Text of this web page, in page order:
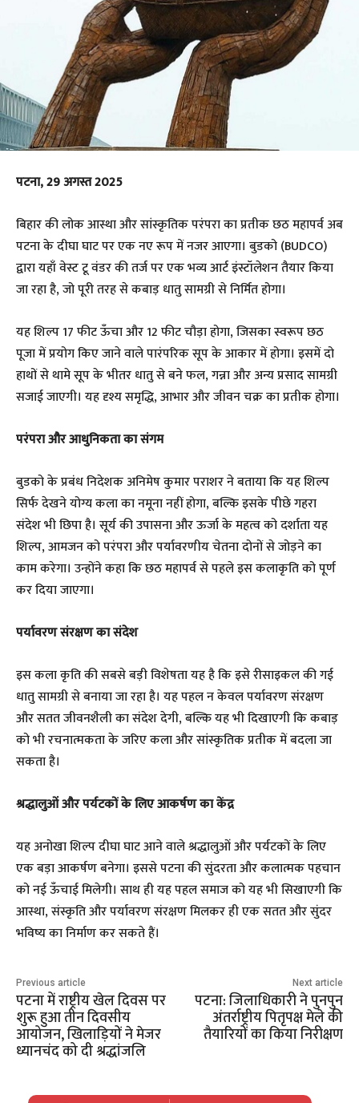
पटना, 29 अगस्त 2025
बिहार की लोक आस्था और सांस्कृतिक परंपरा का प्रतीक छठ महापर्व अब
पटना के दीघा घाट पर एक नए रूप में नजर आएगा। बुडको (BUDCO)
द्वारा यहाँ वेस्ट टू वंडर की तर्ज पर एक भव्य आर्ट इंस्टॉलेशन तैयार किया
जा रहा है, जो पूरी तरह से कबाड़ धातु सामग्री से निर्मित होगा।
यह शिल्प 17 फीट ऊँचा और 12 फीट चौड़ा होगा, जिसका स्वरूप छठ
पूजा में प्रयोग किए जाने वाले पारंपरिक सूप के आकार में होगा। इसमें दो
हाथों से थामे सूप के भीतर धातु से बने फल, गन्ना और अन्य प्रसाद सामग्री
सजाई जाएगी। यह दृश्य समृद्धि, आभार और जीवन चक्र का प्रतीक होगा।
परंपरा और आधुनिकता का संगम
बुडको के प्रबंध निदेशक अनिमेष कुमार पराशर ने बताया कि यह शिल्प
सिर्फ देखने योग्य कला का नमूना नहीं होगा, बल्कि इसके पीछे गहरा
संदेश भी छिपा है। सूर्य की उपासना और ऊर्जा के महत्व को दर्शाता यह
शिल्प, आमजन को परंपरा और पर्यावरणीय चेतना दोनों से जोड़ने का
काम करेगा। उन्होंने कहा कि छठ महापर्व से पहले इस कलाकृति को पूर्ण
कर दिया जाएगा।
पर्यावरण संरक्षण का संदेश
इस कला कृति की सबसे बड़ी विशेषता यह है कि इसे रीसाइकल की गई
धातु सामग्री से बनाया जा रहा है। यह पहल न केवल पर्यावरण संरक्षण
और सतत जीवनशैली का संदेश देगी, बल्कि यह भी दिखाएगी कि कबाड़
को भी रचनात्मकता के जरिए कला और सांस्कृतिक प्रतीक में बदला जा
सकता है।
श्रद्धालुओं और पर्यटकों के लिए आकर्षण का केंद्र
यह अनोखा शिल्प दीघा घाट आने वाले श्रद्धालुओं और पर्यटकों के लिए
एक बड़ा आकर्षण बनेगा। इससे पटना की सुंदरता और कलात्मक पहचान
को नई ऊँचाई मिलेगी। साथ ही यह पहल समाज को यह भी सिखाएगी कि
आस्था, संस्कृति और पर्यावरण संरक्षण मिलकर ही एक सतत और सुंदर
भविष्य का निर्माण कर सकते हैं।
Previous article
पटना में राष्ट्रीय खेल दिवस पर
शुरू हुआ तीन दिवसीय
आयोजन, खिलाड़ियों ने मेजर
ध्यानचंद को दी श्रद्धांजलि
Next article
पटना: जिलाधिकारी ने पुनपुन
अंतर्राष्ट्रीय पितृपक्ष मेले की
तैयारियों का किया निरीक्षण